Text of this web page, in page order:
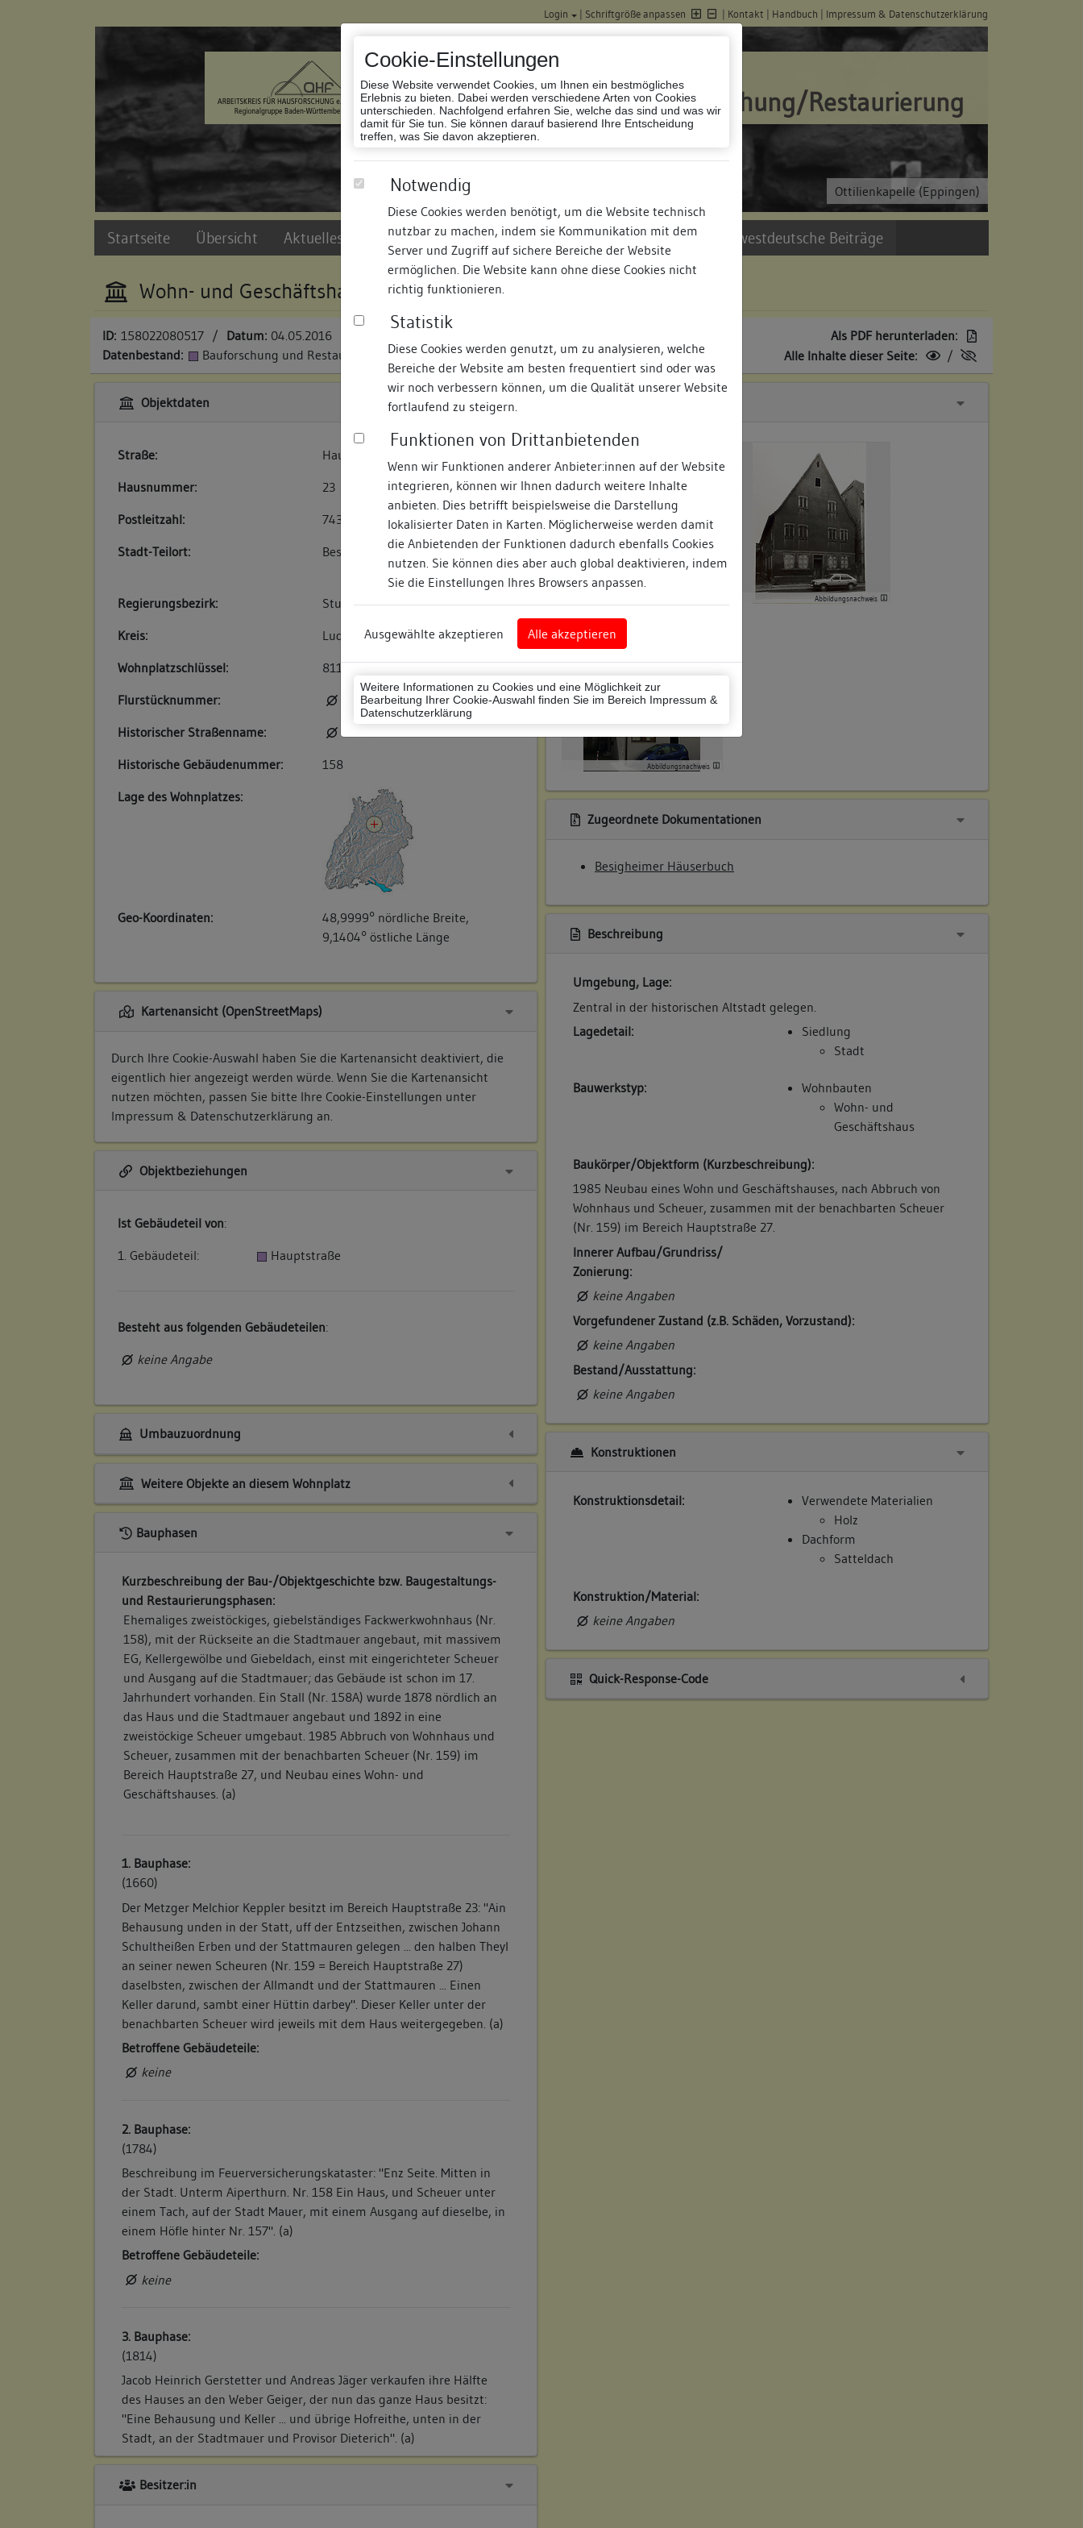
Cookie-Einstellungen
Diese Website verwendet Cookies, um Ihnen ein bestmögliches
Erlebnis zu bieten. Dabei werden verschiedene Arten von Cookies
unterschieden. Nachfolgend erfahren Sie, welche das sind und was wir
damit für Sie tun. Sie können darauf basierend Ihre Entscheidung
treffen, was Sie davon akzeptieren.
Notwendig
Diese Cookies werden benötigt, um die Website technisch
nutzbar zu machen, indem sie Kommunikation mit dem
Server und Zugriff auf sichere Bereiche der Website
ermöglichen. Die Website kann ohne diese Cookies nicht
richtig funktionieren.
Statistik
Diese Cookies werden genutzt, um zu analysieren, welche
Bereiche der Website am besten frequentiert sind oder was
wir noch verbessern können, um die Qualität unserer Website
fortlaufend zu steigern.
Funktionen von Drittanbietenden
Wenn wir Funktionen anderer Anbieter:innen auf der Website
integrieren, können wir Ihnen dadurch weitere Inhalte
anbieten. Dies betrifft beispielsweise die Darstellung
lokalisierter Daten in Karten. Möglicherweise werden damit
die Anbietenden der Funktionen dadurch ebenfalls Cookies
nutzen. Sie können dies aber auch global deaktivieren, indem
Sie die Einstellungen Ihres Browsers anpassen.
Ausgewählte akzeptieren Alle akzeptieren
Weitere Informationen zu Cookies und eine Möglichkeit zur
Bearbeitung Ihrer Cookie-Auswahl finden Sie im Bereich Impressum &
Datenschutzerklärung
Login | Schriftgröße anpassen | Kontakt | Handbuch | Impressum & Datenschutzerklärung
Ottilienkapelle (Eppingen)
Datenbank Bauforschung/Restaurierung
Startseite Übersicht Aktuelles und Termine Suche Freie Bauforscher:innen Südwestdeutsche Beiträge
Wohn- und Geschäftshaus
ID: 158022080517 / Datum: 04.05.2016
Datenbestand:
Bauforschung und Restaurierung
Als PDF herunterladen:
Alle Inhalte dieser Seite:
/
Objektdaten
Straße:
Hauptstraße
Hausnummer:
23
Postleitzahl:
74354
Stadt-Teilort:
Besigheim
Regierungsbezirk:
Stuttgart
Kreis:
Ludwigsburg (Landkreis)
Wohnplatzschlüssel:
8118007001
Flurstücknummer:
keine
Historischer Straßenname:
keiner
Historische Gebäudenummer:
158
Lage des Wohnplatzes:
Geo-Koordinaten:
48,9999° nördliche Breite,
9,1404° östliche Länge
Kartenansicht (OpenStreetMaps)
Durch Ihre Cookie-Auswahl haben Sie die Kartenansicht deaktiviert, die
eigentlich hier angezeigt werden würde. Wenn Sie die Kartenansicht
nutzen möchten, passen Sie bitte Ihre Cookie-Einstellungen unter
Impressum & Datenschutzerklärung an.
Objektbeziehungen
Ist Gebäudeteil von:
1. Gebäudeteil:
Hauptstraße
Besteht aus folgenden Gebäudeteilen:
keine Angabe
Umbauzuordnung
Weitere Objekte an diesem Wohnplatz
Bauphasen
Kurzbeschreibung der Bau-/Objektgeschichte bzw. Baugestaltungs-
und Restaurierungsphasen:
Ehemaliges zweistöckiges, giebelständiges Fackwerkwohnhaus (Nr.
158), mit der Rückseite an die Stadtmauer angebaut, mit massivem
EG, Kellergewölbe und Giebeldach, einst mit eingerichteter Scheuer
und Ausgang auf die Stadtmauer; das Gebäude ist schon im 17.
Jahrhundert vorhanden. Ein Stall (Nr. 158A) wurde 1878 nördlich an
das Haus und die Stadtmauer angebaut und 1892 in eine
zweistöckige Scheuer umgebaut. 1985 Abbruch von Wohnhaus und
Scheuer, zusammen mit der benachbarten Scheuer (Nr. 159) im
Bereich Hauptstraße 27, und Neubau eines Wohn- und
Geschäftshauses. (a)
1. Bauphase:
(1660)
Der Metzger Melchior Keppler besitzt im Bereich Hauptstraße 23: "Ain
Behausung unden in der Statt, uff der Entzseithen, zwischen Johann
Schultheißen Erben und der Stattmauren gelegen ... den halben Theyl
an seiner newen Scheuren (Nr. 159 = Bereich Hauptstraße 27)
daselbsten, zwischen der Allmandt und der Stattmauren ... Einen
Keller darund, sambt einer Hüttin darbey". Dieser Keller unter der
benachbarten Scheuer wird jeweils mit dem Haus weitergegeben. (a)
Betroffene Gebäudeteile:
keine
2. Bauphase:
(1784)
Beschreibung im Feuerversicherungskataster: "Enz Seite. Mitten in
der Stadt. Unterm Aiperthurn. Nr. 158 Ein Haus, und Scheuer unter
einem Tach, auf der Stadt Mauer, mit einem Ausgang auf dieselbe, in
einem Höfle hinter Nr. 157". (a)
Betroffene Gebäudeteile:
keine
3. Bauphase:
(1814)
Jacob Heinrich Gerstetter und Andreas Jäger verkaufen ihre Hälfte
des Hauses an den Weber Geiger, der nun das ganze Haus besitzt:
"Eine Behausung und Keller ... und übrige Hofreithe, unten in der
Stadt, an der Stadtmauer und Provisor Dieterich". (a)
Betroffene Gebäudeteile:
keine
Besitzer:in
Abbildungsnachweis
Abbildungsnachweis
Zugeordnete Dokumentationen
Besigheimer Häuserbuch
Beschreibung
Umgebung, Lage:
Zentral in der historischen Altstadt gelegen.
Lagedetail:
Siedlung
Stadt
Bauwerkstyp:
Wohnbauten
Wohn- und
Geschäftshaus
Baukörper/Objektform (Kurzbeschreibung):
1985 Neubau eines Wohn und Geschäftshauses, nach Abbruch von
Wohnhaus und Scheuer, zusammen mit der benachbarten Scheuer
(Nr. 159) im Bereich Hauptstraße 27.
Innerer Aufbau/Grundriss/
Zonierung:
keine Angaben
Vorgefundener Zustand (z.B. Schäden, Vorzustand):
keine Angaben
Bestand/Ausstattung:
keine Angaben
Konstruktionen
Konstruktionsdetail:
Verwendete Materialien
Holz
Dachform
Satteldach
Konstruktion/Material:
keine Angaben
Quick-Response-Code